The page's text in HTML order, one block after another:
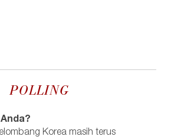
POLLING
Korea masih terus